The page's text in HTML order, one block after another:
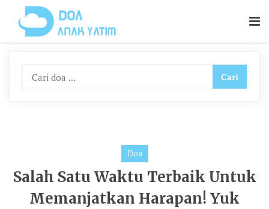
Content
Doa
Salah Satu Waktu Terbaik Untuk
Memanjatkan Harapan! Yuk